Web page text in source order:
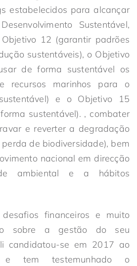
estabelecidos para alcançar
Sustentável,
12 (garantir padrões
sustentáveis), o Objetivo
de forma sustentável os
recursos marinhos para o
e o Objetivo 15
sustentável). , combater
e reverter a degradação
de biodiversidade), bem
nacional em direcção
ambiental e a hábitos
desafios financeiros e muito
sobre a gestão do seu
candidatou-se em 2017 ao
e tem testemunhado o